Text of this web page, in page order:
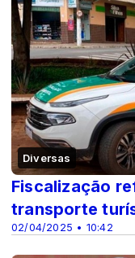
Diversas
02/04/2025 • 10:42
Fiscalização
transporte